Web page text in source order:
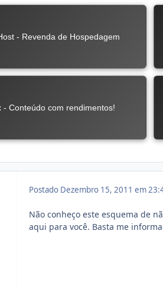
Postado Dezembro 15, 2011 em
Não conheço este esquema de
aqui para você. Basta me